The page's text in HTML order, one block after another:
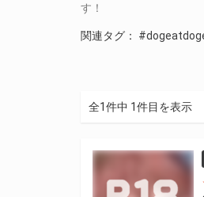
す！
関連タグ：
全1件中 1件目を表示